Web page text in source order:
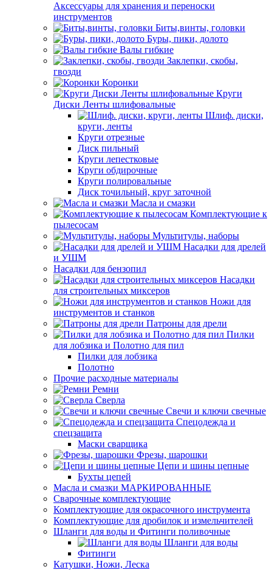
Аксессуары для хранения и переноски
инструментов
Биты,винты, головки
Буры, пики, долото
Валы гибкие
Заклепки, скобы,
гвозди
Коронки
Круги
Диски Ленты шлифовальные
Шлиф. диски,
круги, ленты
Круги отрезные
Диск пильный
Круги лепестковые
Круги обдирочные
Круги полировальные
Диск точильный, круг заточной
Масла и смазки
Комплектующие к
пылесосам
Мультитулы, наборы
Насадки для дрелей
и УШМ
Насадки для бензопил
Насадки
для строительных миксеров
Ножи для
инструментов и станков
Патроны для дрели
Пилки
для лобзика и Полотно для пил
Пилки для лобзика
Полотно
Прочие расходные материалы
Ремни
Сверла
Свечи и ключи свечные
Спецодежда и
спецзащита
Маски сварщика
Фрезы, шарошки
Цепи и шины цепные
Бухты цепей
Масла и смазки МАРКИРОВАННЫЕ
Сварочные комплектующие
Комплектующие для окрасочного инструмента
Комплектующие для дробилок и измельчителей
Шланги для воды и Фитинги поливочные
Шланги для воды
Фитинги
Катушки, Ножи, Леска